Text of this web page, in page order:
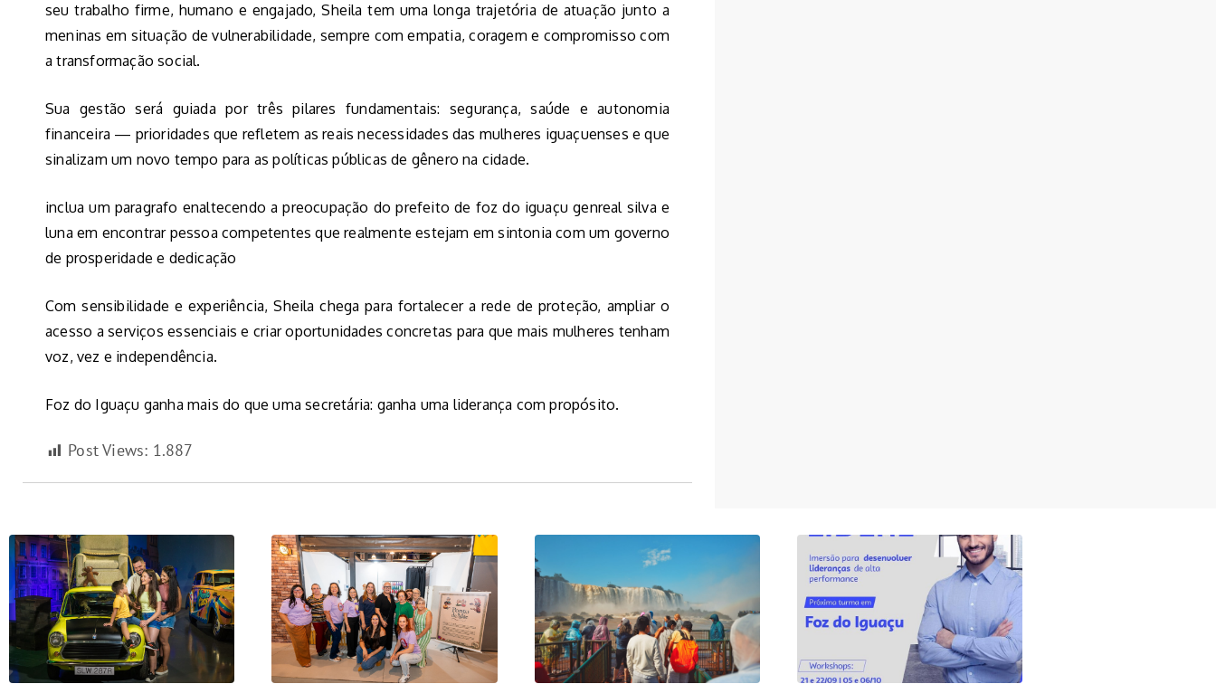
seu trabalho firme, humano e engajado, Sheila tem uma longa trajetória de atuação junto a
meninas em situação de vulnerabilidade, sempre com empatia, coragem e compromisso com
a transformação social.
Sua gestão será guiada por três pilares fundamentais: segurança, saúde e autonomia
financeira — prioridades que refletem as reais necessidades das mulheres iguaçuenses e que
sinalizam um novo tempo para as políticas públicas de gênero na cidade.
inclua um paragrafo enaltecendo a preocupação do prefeito de foz do iguaçu genreal silva e
luna em encontrar pessoa competentes que realmente estejam em sintonia com um governo
de prosperidade e dedicação
Com sensibilidade e experiência, Sheila chega para fortalecer a rede de proteção, ampliar o
acesso a serviços essenciais e criar oportunidades concretas para que mais mulheres tenham
voz, vez e independência.
Foz do Iguaçu ganha mais do que uma secretária: ganha uma liderança com propósito.
Post Views: 1.887